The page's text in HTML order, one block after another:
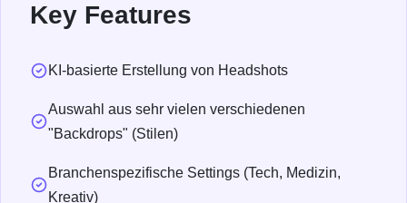
Key Features
KI-basierte Erstellung von Headshots
Auswahl aus sehr vielen verschiedenen
"Backdrops" (Stilen)
Branchenspezifische Settings (Tech, Medizin,
Kreativ)